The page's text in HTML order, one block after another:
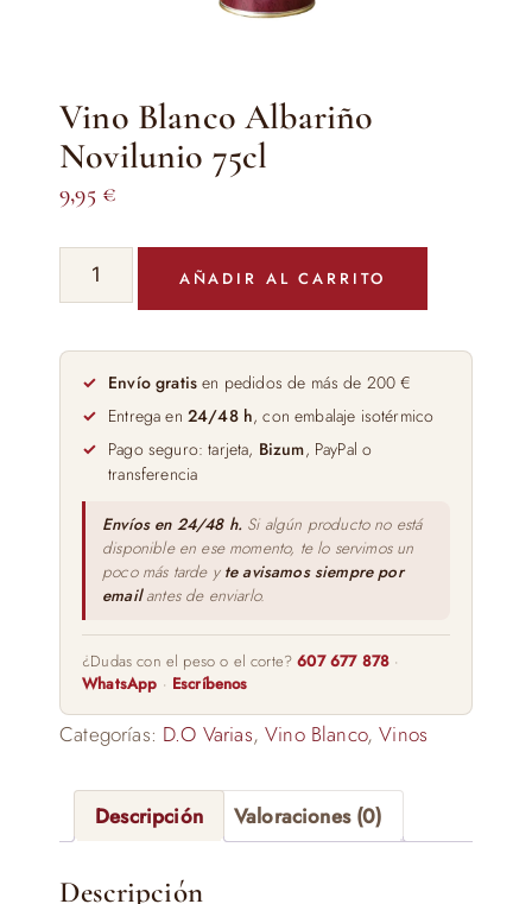
Vino Blanco Albariño
Novilunio 75cl
9,95 €
Vino
Blanco
Novilunio
75cl
cantidad
AÑADIR AL CARRITO
Envío gratis en pedidos de más de 200 €
Entrega en 24/48 h, con embalaje isotérmico
Pago seguro: tarjeta, Bizum, PayPal o
transferencia
Envíos en 24/48 h. Si algún producto no está
disponible en ese momento, te lo servimos un
poco más tarde y te avisamos siempre por
emailantes de enviarlo.
¿Dudas con el peso o el corte?607 677 878 ·
WhatsApp · Escríbenos
Categorías: D.O Varias,Vino Blanco,Vinos
Descripción Valoraciones (0)
Descripción